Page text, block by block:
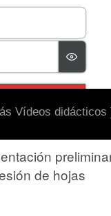
Vídeos didácticos
de hojas